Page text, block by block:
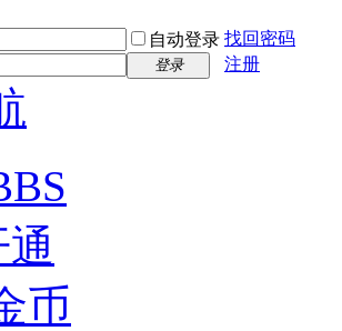
自动登录 找回密码
登录 注册
币